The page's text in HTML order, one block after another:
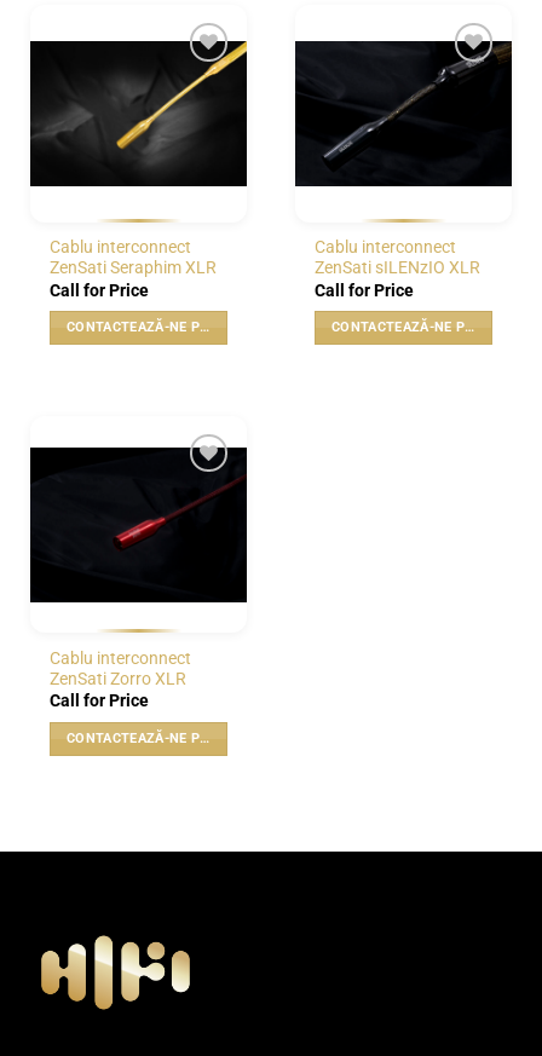
WISHLIST
Cablu interconnect
ZenSati Seraphim XLR
Call for Price
CONTACTEAZĂ-NE PENTRU PREȚ
WISHLIST
Cablu interconnect
ZenSati sILENzIO XLR
Call for Price
CONTACTEAZĂ-NE PENTRU PREȚ
WISHLIST
Cablu interconnect
ZenSati Zorro XLR
Call for Price
CONTACTEAZĂ-NE PENTRU PREȚ